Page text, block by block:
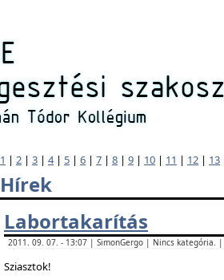
1 | 2 | 3 | 4| 5 | 6 | 7 | 8 | 9 | 10 | 11 | 12 | 13
Hírek
Labortakarítás
2011. 09. 07. - 13:07 | SimonGergo | Nincs kategória. |
Sziasztok!